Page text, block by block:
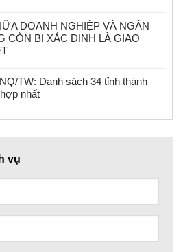
DOANH NGHIỆP VÀ NGÂN
CÒN BỊ XÁC ĐỊNH LÀ GIAO
TW: Danh sách 34 tỉnh thành
nhất
vụ